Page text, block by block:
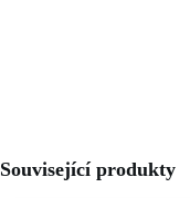
Související produkty